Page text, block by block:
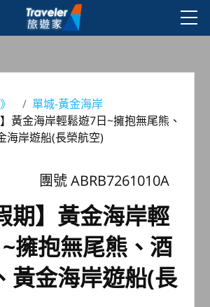
單城-黃金海岸
】黃金海岸輕鬆遊7日~擁抱無尾熊、
海岸遊船(長榮航空)
團號 ABRB7261010A
期】黃金海岸輕
擁抱無尾熊、酒
黃金海岸遊船(長